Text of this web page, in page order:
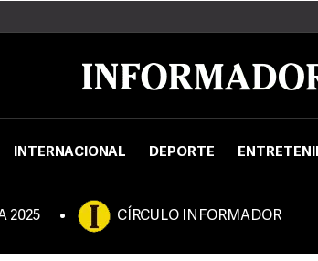
INTERNACIONAL DEPORTE
2025 CÍRCULO INFORMADOR